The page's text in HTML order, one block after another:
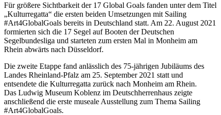
Für größere Sichtbarkeit der 17 Global Goals fanden unter dem Titel
„Kulturregatta“ die ersten beiden Umsetzungen mit Sailing
#Art4GlobalGoals bereits in Deutschland statt. Am 22. August 2021
formierten sich die 17 Segel auf Booten der Deutschen
Segelbundesliga und starteten zum ersten Mal in Monheim am
Rhein abwärts nach Düsseldorf.
Die zweite Etappe fand anlässlich des 75-jährigen Jubiläums des
Landes Rheinland-Pfalz am 25. September 2021 statt und
entsendete die Kulturregatta zurück nach Monheim am Rhein.
Das Ludwig Museum Koblenz im Deutschherrenhaus zeigte
anschließend die erste museale Ausstellung zum Thema Sailing
#Art4GlobalGoals.